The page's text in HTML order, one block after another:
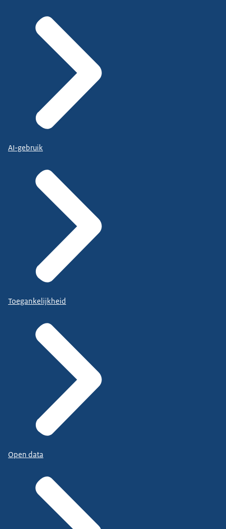
AI-gebruik
Toegankelijkheid
Open data